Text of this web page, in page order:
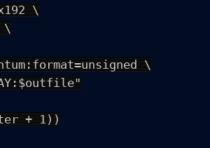
\
\
\
+ 1))